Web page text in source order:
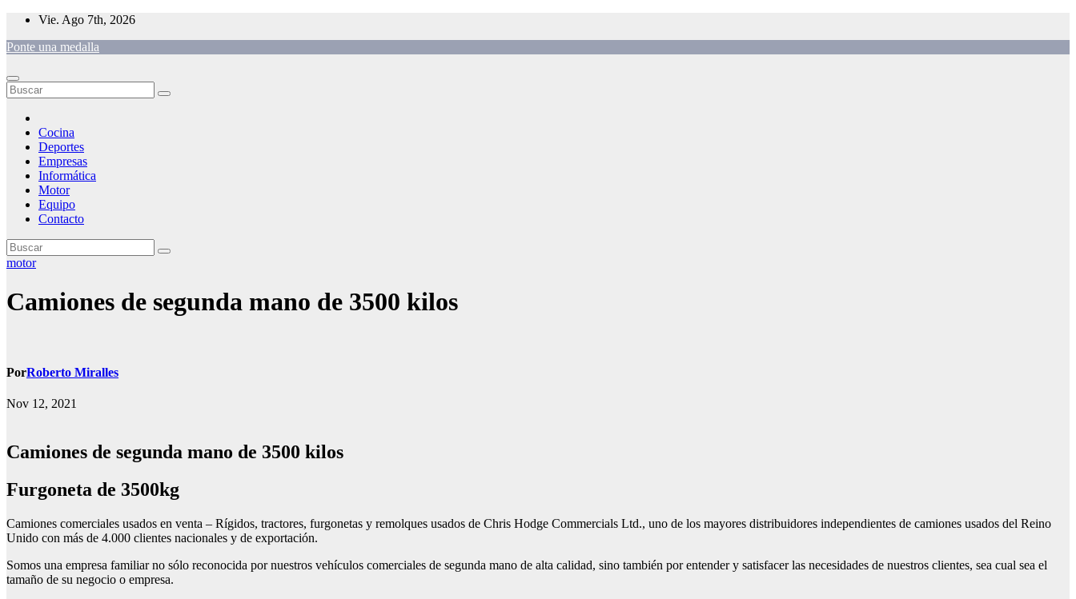
Saltar
contenido
Vie. Ago 7th, 2026
Ponte una medalla
Cocina
Deportes
Empresas
Informática
Motor
Equipo
Contacto
motor
Camiones de segunda mano de 3500 kilos
PorRoberto Miralles
Nov 12, 2021
Camiones de segunda mano de 3500 kilos
furgoneta de 3500kg
Camiones comerciales usados en venta – Rígidos, tractores, furgonetas y remolques usados de Chris Hodge Commercials Ltd., uno de los mayores distribuidores independientes de camiones usados del Reino
Unido con más de 4.000 clientes nacionales y de exportación.
Somos una empresa familiar no sólo reconocida por nuestros vehículos comerciales de segunda mano de alta calidad, sino también por entender y satisfacer las necesidades de nuestros clientes, sea cual sea el
tamaño de su negocio o empresa.